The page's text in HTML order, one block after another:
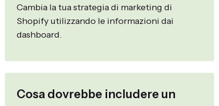
Cambia la tua strategia di marketing di
Shopify utilizzando le informazioni dai
dashboard.
Cosa dovrebbe includere un